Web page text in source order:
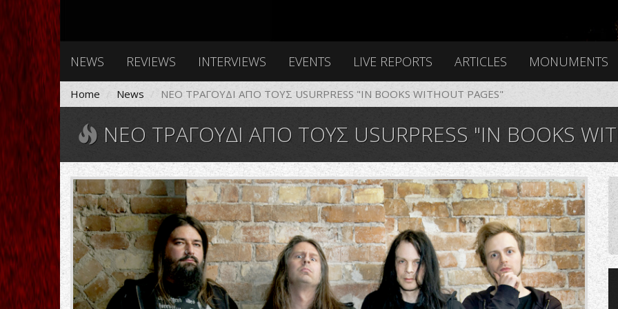
NEWS REVIEWS INTERVIEWS EVENTS LIVE REPORTS ARTICLES MONUMENTS
Home News ΝΕΟ ΤΡΑΓΟΥΔΙ ΑΠΟ ΤΟΥΣ USURPRESS "IN BOOKS WITHOUT PAGES"
ΝΕΟ ΤΡΑΓΟΥΔΙ ΑΠΟ ΤΟΥΣ USURPRESS "IN BOOKS
usurpress2.png